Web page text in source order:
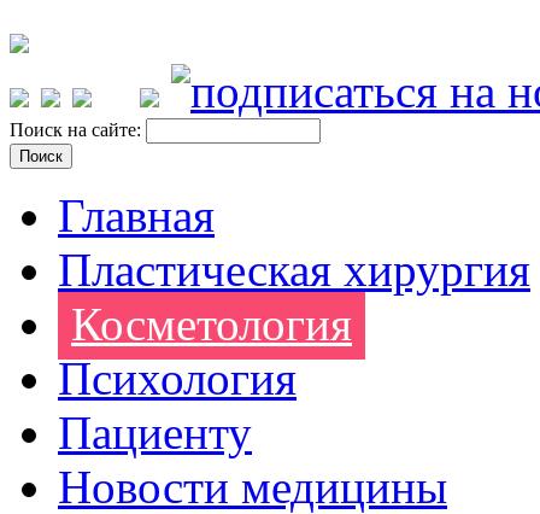
Поиск на сайте:
Главная
Пластическая хирургия
Косметология
Психология
Пациенту
Новости медицины